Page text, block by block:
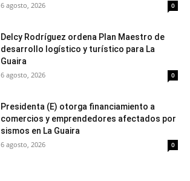
6 agosto, 2026 0
Delcy Rodríguez ordena Plan Maestro de
desarrollo logístico y turístico para La
Guaira
6 agosto, 2026 0
Presidenta (E) otorga financiamiento a
comercios y emprendedores afectados por
sismos en La Guaira
6 agosto, 2026 0